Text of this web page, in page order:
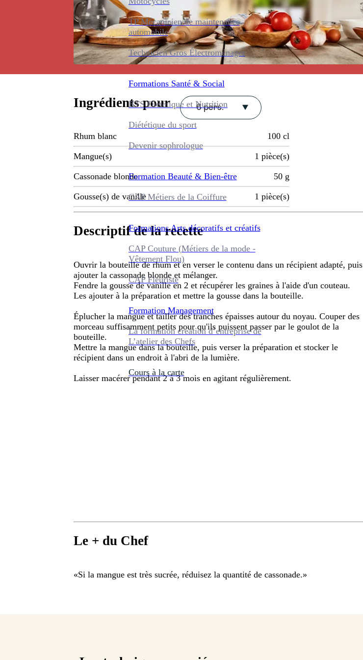
TP Mécanicien de maintenance
automobile
Technicien Gros Électroménager
Formations Santé & Social
BTS Diététique et Nutrition
Diététique du sport
Devenir sophrologue
Formation Beauté & Bien-être
CAP Métiers de la Coiffure
Formations Arts décoratifs et créatifs
CAP Couture (Métiers de la mode -
Vêtement Flou)
CAP Fleuriste
Formation Management
La formation création d’entreprise de
L’atelier des Chefs
Cours à la carte
Ingrédients pour 6 pers.
Rhum blanc 100 cl
Mangue(s) 1 pièce(s)
Cassonade blonde 50 g
Gousse(s) de vanille 1 pièce(s)
Descriptif de la recette
Ouvrir la bouteille de rhum et en verser le contenu dans un récipient adapté, puis
ajouter la cassonade blonde et mélanger.
Fendre la gousse de vanille en 2 et récupérer les graines à l'aide d'un couteau.
Les ajouter à la préparation et mettre la gousse dans la bouteille.
Éplucher la mangue et tailler des tranches épaisses autour du noyau. Couper des
morceau suffisamment petits pour qu'ils puissent passer par le goulot de la
bouteille.
Mettre la mangue dans la bouteille, puis verser la préparation et stocker le
récipient dans un endroit à l'abri de la lumière.
Laisser macérer pendant 2 à 3 mois en agitant régulièrement.
Le + du Chef
«Si la mangue est très sucrée, réduisez la quantité de cassonade.»